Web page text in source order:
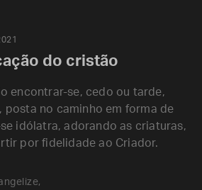
do cristão
encontrar-se, cedo ou tarde,
posta no caminho em forma de
idólatra, adorando as criaturas,
por fidelidade ao Criador.